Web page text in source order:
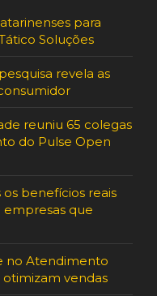
para
Soluções
revela as
reuniu 65 colegas
do Pulse Open
os benefícios reais
empresas que
no Atendimento
otimizam vendas